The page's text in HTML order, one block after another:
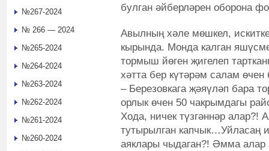
булган әйберләрен оборона
Авылның хәле мөшкел,
кырында. Монда калган
тормыш йөген җигелеп
хәтта бер күтәрәм салам
– Березовкага җәяүләп бара
орлык өчен 50 чакрымдагы
Хода, ничек түзгәннәр алар?!
тутырылган капчык…Уйласаң
аяклары чыдаган?! Әмма алар
№267-2024
№ 266 — 2024
№265-2024
№264-2024
№263-2024
№262-2024
№261-2024
№260-2024